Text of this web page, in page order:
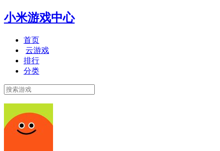
小米游戏中心
首页
云游戏
排行
分类